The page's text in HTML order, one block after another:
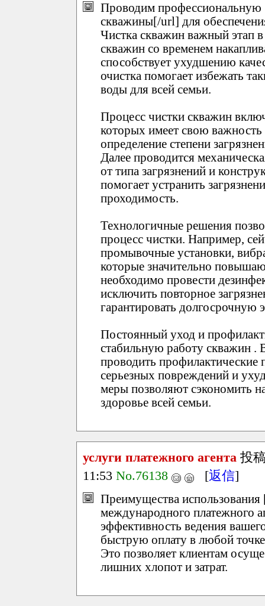
Проводим
скважины[/url] для
Чистка скважин важный этап
скважин со временем
способствует ухудшению
очистка помогает избежать
воды для всей семьи.
Процесс чистки скважин
которых имеет свою
определение степени
Далее проводится
от типа загрязнений и
помогает устранить
проходимость.
Технологичные решения
процесс чистки. Например,
промывочные установки,
которые значительно
необходимо провести
исключить повторное
гарантировать долгосрочную
Постоянный уход и
стабильную работу скважин .
проводить профилактические
серьезных повреждений и
меры позволяют сэкономить
здоровье всей семьи.
услуги платежного агента 投
11:53 No.76138 [返信]
Преимущества
международного платежного
эффективность ведения
быструю оплату в любой
Это позволяет клиентам
лишних хлопот и затрат.